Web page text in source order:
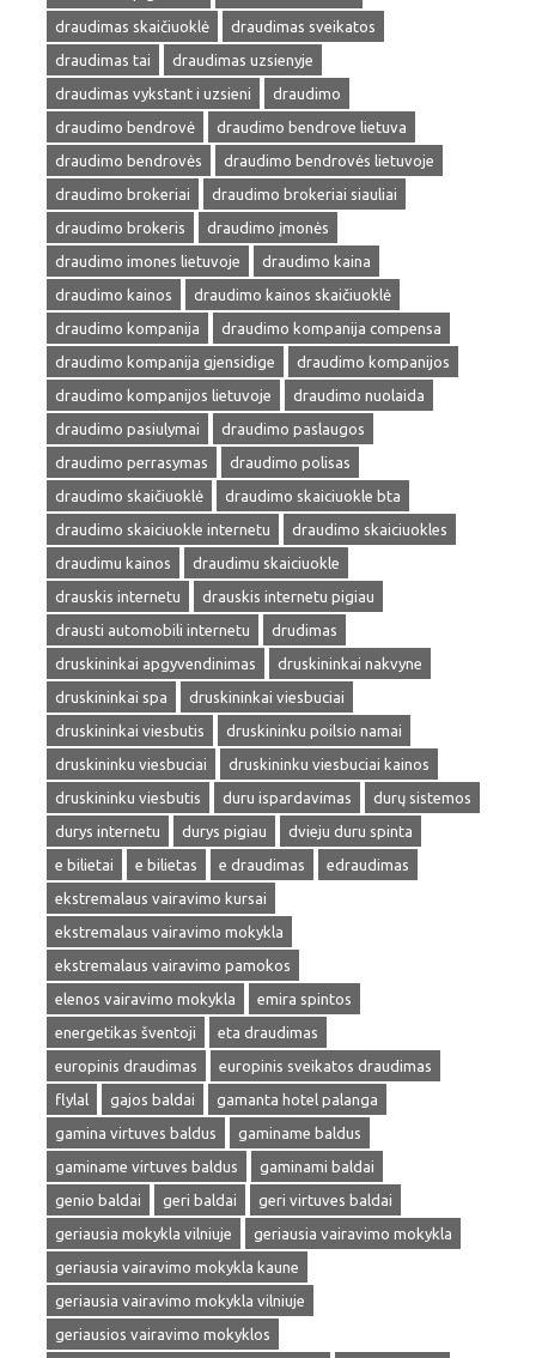
draudimas skaičiuoklė
draudimas sveikatos
draudimas tai
draudimas uzsienyje
draudimas vykstant i uzsieni
draudimo
draudimo bendrovė
draudimo bendrove lietuva
draudimo bendrovės
draudimo bendrovės lietuvoje
draudimo brokeriai
draudimo brokeriai siauliai
draudimo brokeris
draudimo įmonės
draudimo imones lietuvoje
draudimo kaina
draudimo kainos
draudimo kainos skaičiuoklė
draudimo kompanija
draudimo kompanija compensa
draudimo kompanija gjensidige
draudimo kompanijos
draudimo kompanijos lietuvoje
draudimo nuolaida
draudimo pasiulymai
draudimo paslaugos
draudimo perrasymas
draudimo polisas
draudimo skaičiuoklė
draudimo skaiciuokle bta
draudimo skaiciuokle internetu
draudimo skaiciuokles
draudimu kainos
draudimu skaiciuokle
drauskis internetu
drauskis internetu pigiau
drausti automobili internetu
drudimas
druskininkai apgyvendinimas
druskininkai nakvyne
druskininkai spa
druskininkai viesbuciai
druskininkai viesbutis
druskininku poilsio namai
druskininku viesbuciai
druskininku viesbuciai kainos
druskininku viesbutis
duru ispardavimas
durų sistemos
durys internetu
durys pigiau
dvieju duru spinta
e bilietai
e bilietas e draudimas
edraudimas
ekstremalaus vairavimo kursai
ekstremalaus vairavimo mokykla
ekstremalaus vairavimo pamokos
elenos vairavimo mokykla
emira spintos
energetikas šventoji
eta draudimas
europinis draudimas
europinis sveikatos draudimas
flylal
gajos baldai
gamanta hotel palanga
gamina virtuves baldus
gaminame baldus
gaminame virtuves baldus
gaminami baldai
genio baldai
geri baldai
geri virtuves baldai
geriausia mokykla vilniuje
geriausia vairavimo mokykla
geriausia vairavimo mokykla kaune
geriausia vairavimo mokykla vilniuje
geriausios vairavimo mokyklos